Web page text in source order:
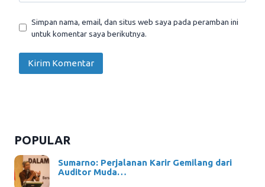
Simpan nama, email, dan situs web saya pada peramban ini
untuk komentar saya berikutnya.
POPULAR
Sumarno: Perjalanan Karir Gemilang dari
Auditor Muda…